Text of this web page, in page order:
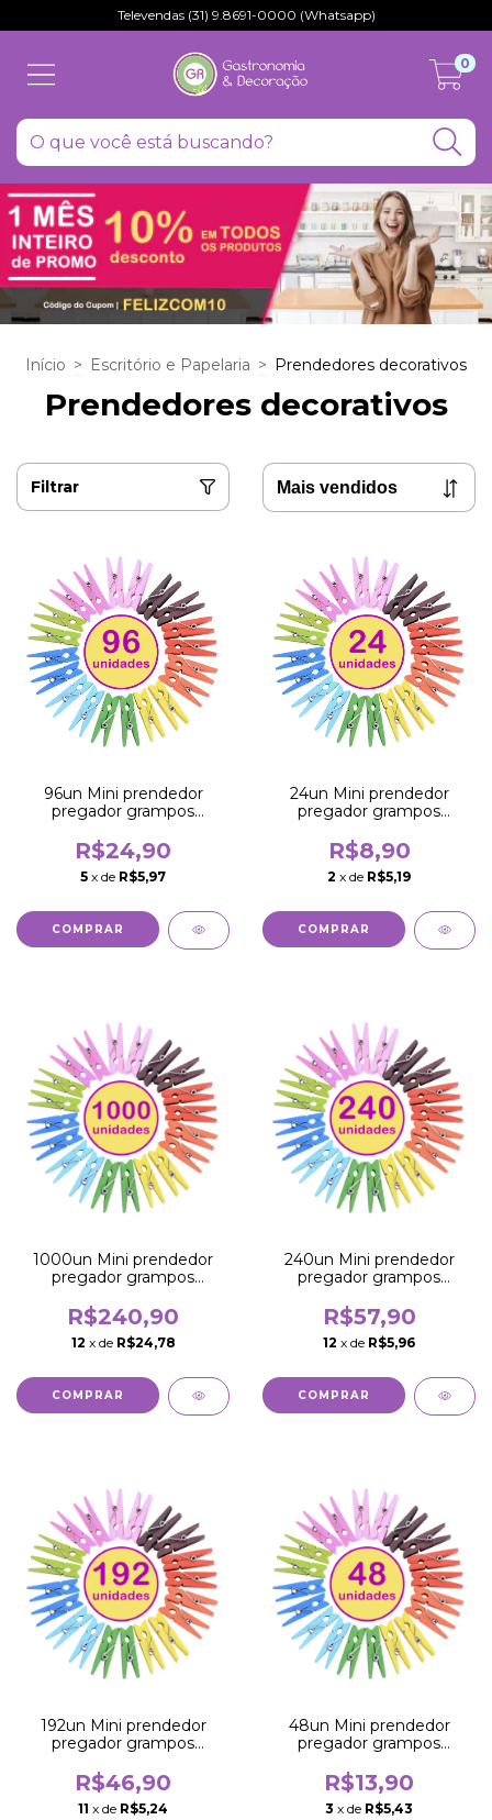
Televendas (31) 9.8691-0000 (Whatsapp)
0
Início > Escritório e Papelaria > Prendedores decorativos
Prendedores decorativos
Filtrar
96un Mini prendedor
pregador grampos
R$24,90
5 x de R$5,97
24un Mini prendedor
pregador grampos
R$8,90
2 x de R$5,19
1000un Mini prendedor
pregador grampos
R$240,90
12 x de R$24,78
240un Mini prendedor
pregador grampos
R$57,90
12 x de R$5,96
192un Mini prendedor
pregador grampos
R$46,90
11 x de R$5,24
48un Mini prendedor
pregador grampos
R$13,90
3 x de R$5,43